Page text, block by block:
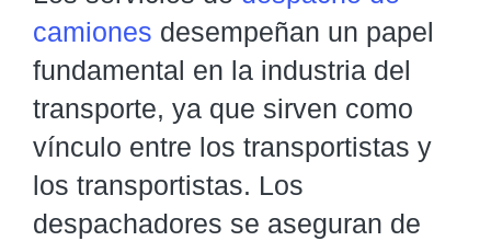
camiones desempeñan un papel
fundamental en la industria del
transporte, ya que sirven como
vínculo entre los transportistas y
los transportistas. Los
despachadores se aseguran de